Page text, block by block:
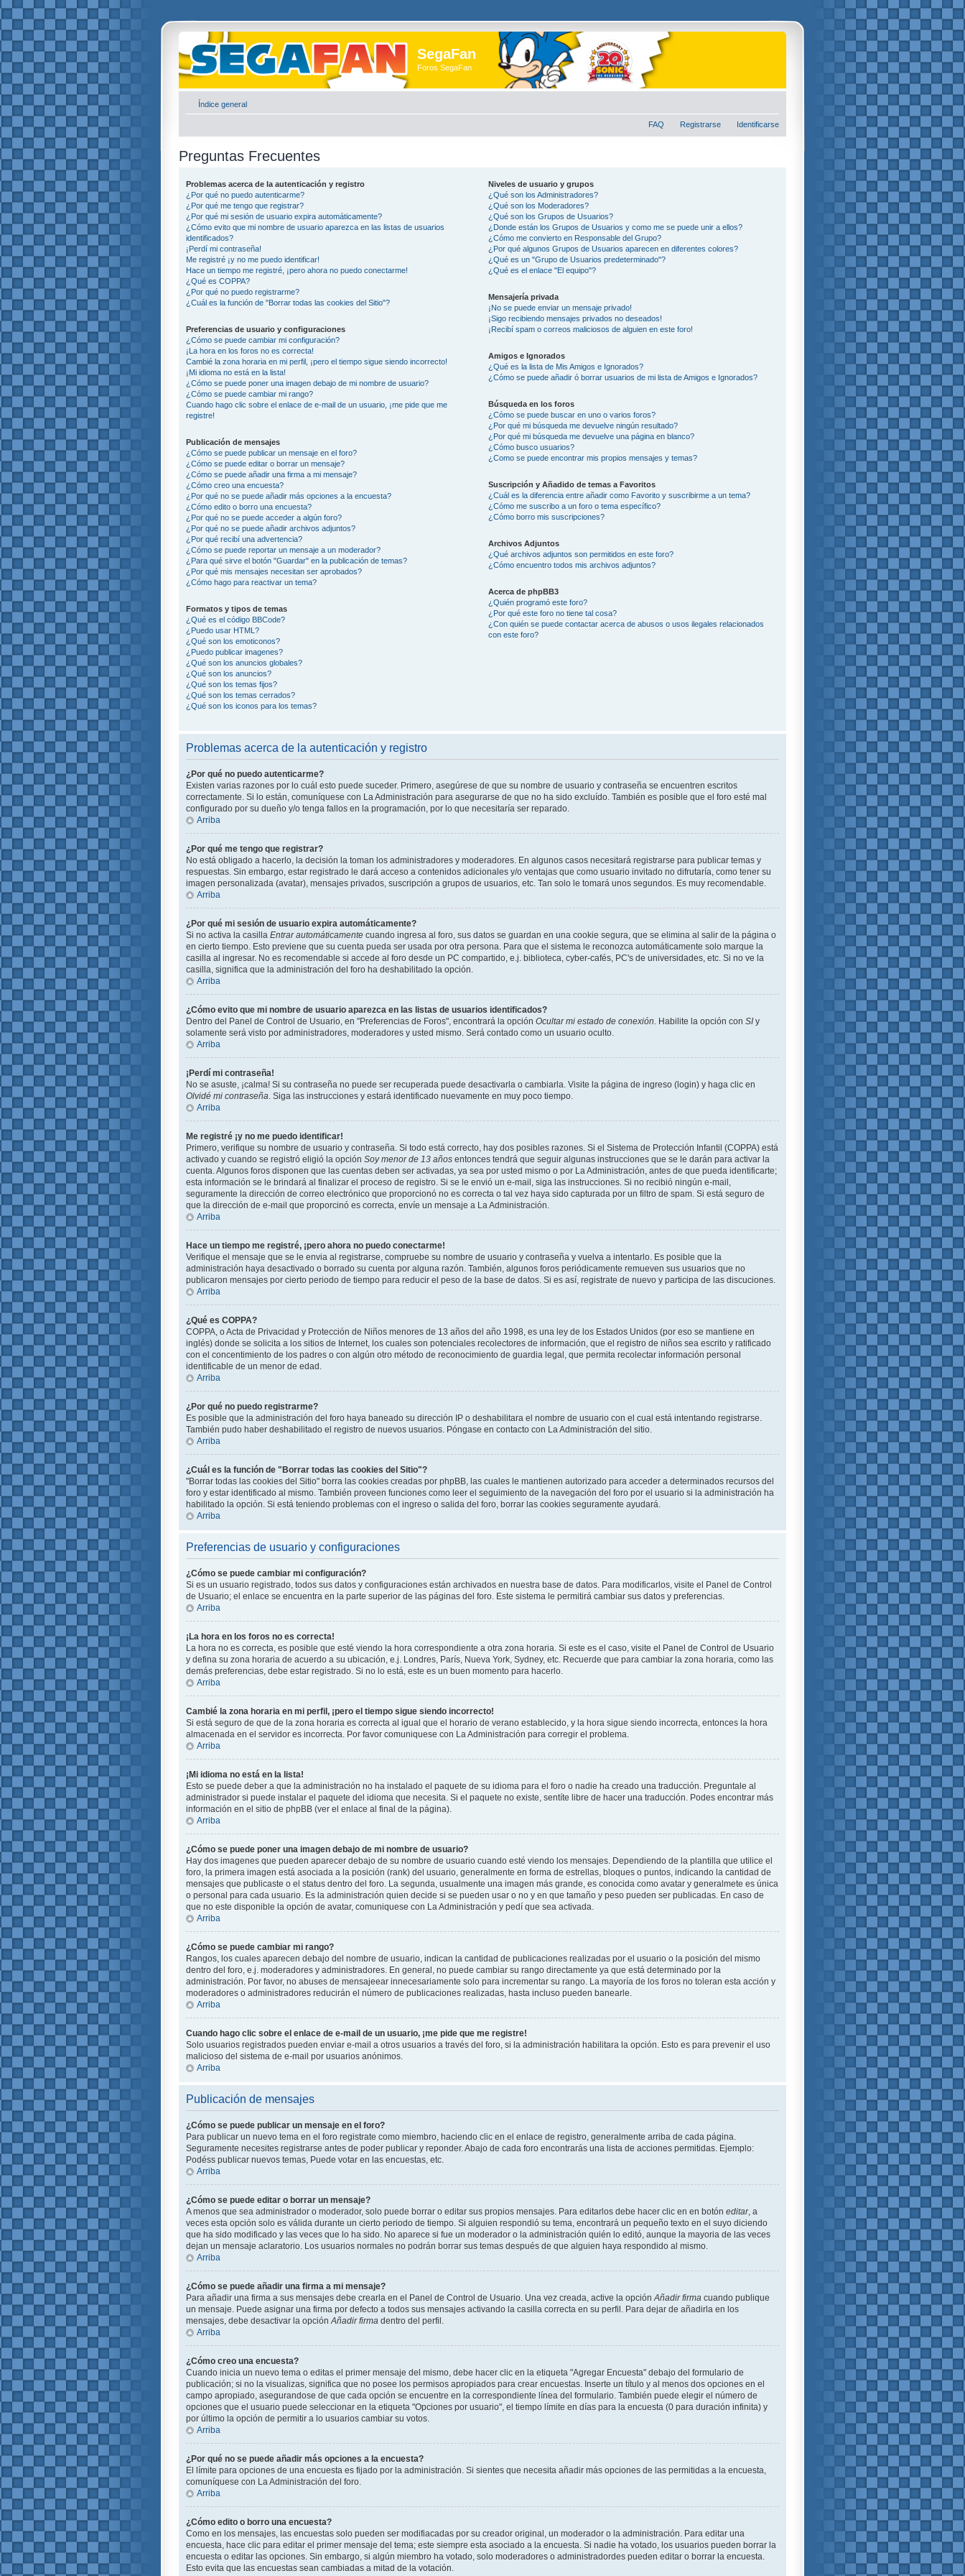
SegaFan
Foros SegaFan
Índice general
FAQ Registrarse Identificarse
Preguntas Frecuentes
Problemas acerca de la autenticación y registro
¿Por qué no puedo autenticarme?
¿Por qué me tengo que registrar?
¿Por qué mi sesión de usuario expira automáticamente?
¿Cómo evito que mi nombre de usuario aparezca en las listas de usuarios
identificados?
¡Perdí mi contraseña!
Me registré ¡y no me puedo identificar!
Hace un tiempo me registré, ¡pero ahora no puedo conectarme!
¿Qué es COPPA?
¿Por qué no puedo registrarme?
¿Cuál es la función de "Borrar todas las cookies del Sitio"?
Preferencias de usuario y configuraciones
¿Cómo se puede cambiar mi configuración?
¡La hora en los foros no es correcta!
Cambié la zona horaria en mi perfil, ¡pero el tiempo sigue siendo incorrecto!
¡Mi idioma no está en la lista!
¿Cómo se puede poner una imagen debajo de mi nombre de usuario?
¿Cómo se puede cambiar mi rango?
Cuando hago clic sobre el enlace de e-mail de un usuario, ¡me pide que me
registre!
Publicación de mensajes
¿Cómo se puede publicar un mensaje en el foro?
¿Cómo se puede editar o borrar un mensaje?
¿Cómo se puede añadir una firma a mi mensaje?
¿Cómo creo una encuesta?
¿Por qué no se puede añadir más opciones a la encuesta?
¿Cómo edito o borro una encuesta?
¿Por qué no se puede acceder a algún foro?
¿Por qué no se puede añadir archivos adjuntos?
¿Por qué recibí una advertencia?
¿Cómo se puede reportar un mensaje a un moderador?
¿Para qué sirve el botón "Guardar" en la publicación de temas?
¿Por qué mis mensajes necesitan ser aprobados?
¿Cómo hago para reactivar un tema?
Formatos y tipos de temas
¿Qué es el código BBCode?
¿Puedo usar HTML?
¿Qué son los emoticonos?
¿Puedo publicar imagenes?
¿Qué son los anuncios globales?
¿Qué son los anuncios?
¿Qué son los temas fijos?
¿Qué son los temas cerrados?
¿Qué son los iconos para los temas?
Niveles de usuario y grupos
¿Qué son los Administradores?
¿Qué son los Moderadores?
¿Qué son los Grupos de Usuarios?
¿Donde están los Grupos de Usuarios y como me se puede unir a ellos?
¿Cómo me convierto en Responsable del Grupo?
¿Por qué algunos Grupos de Usuarios aparecen en diferentes colores?
¿Qué es un "Grupo de Usuarios predeterminado"?
¿Qué es el enlace "El equipo"?
Mensajería privada
¡No se puede enviar un mensaje privado!
¡Sigo recibiendo mensajes privados no deseados!
¡Recibí spam o correos maliciosos de alguien en este foro!
Amigos e Ignorados
¿Qué es la lista de Mis Amigos e Ignorados?
¿Cómo se puede añadir ó borrar usuarios de mi lista de Amigos e Ignorados?
Búsqueda en los foros
¿Cómo se puede buscar en uno o varios foros?
¿Por qué mi búsqueda me devuelve ningún resultado?
¿Por qué mi búsqueda me devuelve una página en blanco?
¿Cómo busco usuarios?
¿Como se puede encontrar mis propios mensajes y temas?
Suscripción y Añadido de temas a Favoritos
¿Cuál es la diferencia entre añadir como Favorito y suscribirme a un tema?
¿Cómo me suscribo a un foro o tema específico?
¿Cómo borro mis suscripciones?
Archivos Adjuntos
¿Qué archivos adjuntos son permitidos en este foro?
¿Cómo encuentro todos mis archivos adjuntos?
Acerca de phpBB3
¿Quién programó este foro?
¿Por qué este foro no tiene tal cosa?
¿Con quién se puede contactar acerca de abusos o usos ilegales relacionados
con este foro?
Problemas acerca de la autenticación y registro
¿Por qué no puedo autenticarme?
Existen varias razones por lo cuál esto puede suceder. Primero, asegúrese de que su nombre de usuario y contraseña se encuentren escritos
correctamente. Si lo están, comuníquese con La Administración para asegurarse de que no ha sido excluído. También es posible que el foro esté mal
configurado por su dueño y/o tenga fallos en la programación, por lo que necesitaría ser reparado.
Arriba
¿Por qué me tengo que registrar?
No está obligado a hacerlo, la decisión la toman los administradores y moderadores. En algunos casos necesitará registrarse para publicar temas y
respuestas. Sin embargo, estar registrado le dará acceso a contenidos adicionales y/o ventajas que como usuario invitado no difrutaría, como tener su
imagen personalizada (avatar), mensajes privados, suscripción a grupos de usuarios, etc. Tan solo le tomará unos segundos. Es muy recomendable.
Arriba
¿Por qué mi sesión de usuario expira automáticamente?
Si no activa la casilla Entrar automáticamente cuando ingresa al foro, sus datos se guardan en una cookie segura, que se elimina al salir de la página o
en cierto tiempo. Esto previene que su cuenta pueda ser usada por otra persona. Para que el sistema le reconozca automáticamente solo marque la
casilla al ingresar. No es recomendable si accede al foro desde un PC compartido, e.j. biblioteca, cyber-cafés, PC's de universidades, etc. Si no ve la
casilla, significa que la administración del foro ha deshabilitado la opción.
Arriba
¿Cómo evito que mi nombre de usuario aparezca en las listas de usuarios identificados?
Dentro del Panel de Control de Usuario, en "Preferencias de Foros", encontrará la opción Ocultar mi estado de conexión . Habilite la opción con SI y
solamente será visto por administradores, moderadores y usted mismo. Será contado como un usuario oculto.
Arriba
¡Perdí mi contraseña!
No se asuste, ¡calma! Si su contraseña no puede ser recuperada puede desactivarla o cambiarla. Visite la página de ingreso (login) y haga clic en
Olvidé mi contraseña . Siga las instrucciones y estará identificado nuevamente en muy poco tiempo.
Arriba
Me registré ¡y no me puedo identificar!
Primero, verifique su nombre de usuario y contraseña. Si todo está correcto, hay dos posibles razones. Si el Sistema de Protección Infantil (COPPA) está
activado y cuando se registró eligió la opción Soy menor de 13 años entonces tendrá que seguir algunas instrucciones que se le darán para activar la
cuenta. Algunos foros disponen que las cuentas deben ser activadas, ya sea por usted mismo o por La Administración, antes de que pueda identificarte;
esta información se le brindará al finalizar el proceso de registro. Si se le envió un e-mail, siga las instrucciones. Si no recibió ningún e-mail,
seguramente la dirección de correo electrónico que proporcionó no es correcta o tal vez haya sido capturada por un filtro de spam. Si está seguro de
que la dirección de e-mail que proporcinó es correcta, envíe un mensaje a La Administración.
Arriba
Hace un tiempo me registré, ¡pero ahora no puedo conectarme!
Verifique el mensaje que se le envia al registrarse, compruebe su nombre de usuario y contraseña y vuelva a intentarlo. Es posible que la
administración haya desactivado o borrado su cuenta por alguna razón. También, algunos foros periódicamente remueven sus usuarios que no
publicaron mensajes por cierto periodo de tiempo para reducir el peso de la base de datos. Si es así, registrate de nuevo y participa de las discuciones.
Arriba
¿Qué es COPPA?
COPPA, o Acta de Privacidad y Protección de Niños menores de 13 años del año 1998, es una ley de los Estados Unidos (por eso se mantiene en
inglés) donde se solicita a los sitios de Internet, los cuales son potenciales recolectores de información, que el registro de niños sea escrito y ratificado
con el concentimiento de los padres o con algún otro método de reconocimiento de guardia legal, que permita recolectar información personal
identificable de un menor de edad.
Arriba
¿Por qué no puedo registrarme?
Es posible que la administración del foro haya baneado su dirección IP o deshabilitara el nombre de usuario con el cual está intentando registrarse.
También pudo haber deshabilitado el registro de nuevos usuarios. Póngase en contacto con La Administración del sitio.
Arriba
¿Cuál es la función de "Borrar todas las cookies del Sitio"?
"Borrar todas las cookies del Sitio" borra las cookies creadas por phpBB, las cuales le mantienen autorizado para acceder a determinados recursos del
foro y estar identificado al mismo. También proveen funciones como leer el seguimiento de la navegación del foro por el usuario si la administración ha
habilitado la opción. Si está teniendo problemas con el ingreso o salida del foro, borrar las cookies seguramente ayudará.
Arriba
Preferencias de usuario y configuraciones
¿Cómo se puede cambiar mi configuración?
Si es un usuario registrado, todos sus datos y configuraciones están archivados en nuestra base de datos. Para modificarlos, visite el Panel de Control
de Usuario; el enlace se encuentra en la parte superior de las páginas del foro. Este sistema le permitirá cambiar sus datos y preferencias.
Arriba
¡La hora en los foros no es correcta!
La hora no es correcta, es posible que esté viendo la hora correspondiente a otra zona horaria. Si este es el caso, visite el Panel de Control de Usuario
y defina su zona horaria de acuerdo a su ubicación, e.j. Londres, París, Nueva York, Sydney, etc. Recuerde que para cambiar la zona horaria, como las
demás preferencias, debe estar registrado. Si no lo está, este es un buen momento para hacerlo.
Arriba
Cambié la zona horaria en mi perfil, ¡pero el tiempo sigue siendo incorrecto!
Si está seguro de que de la zona horaria es correcta al igual que el horario de verano establecido, y la hora sigue siendo incorrecta, entonces la hora
almacenada en el servidor es incorrecta. Por favor comuniquese con La Administración para corregir el problema.
Arriba
¡Mi idioma no está en la lista!
Esto se puede deber a que la administración no ha instalado el paquete de su idioma para el foro o nadie ha creado una traducción. Preguntale al
administrador si puede instalar el paquete del idioma que necesita. Si el paquete no existe, sentíte libre de hacer una traducción. Podes encontrar más
información en el sitio de phpBB (ver el enlace al final de la página).
Arriba
¿Cómo se puede poner una imagen debajo de mi nombre de usuario?
Hay dos imagenes que pueden aparecer debajo de su nombre de usuario cuando esté viendo los mensajes. Dependiendo de la plantilla que utilice el
foro, la primera imagen está asociada a la posición (rank) del usuario, generalmente en forma de estrellas, bloques o puntos, indicando la cantidad de
mensajes que publicaste o el status dentro del foro. La segunda, usualmente una imagen más grande, es conocida como avatar y generalmete es única
o personal para cada usuario. Es la administración quien decide si se pueden usar o no y en que tamaño y peso pueden ser publicadas. En caso de
que no este disponible la opción de avatar, comuniquese con La Administración y pedí que sea activada.
Arriba
¿Cómo se puede cambiar mi rango?
Rangos, los cuales aparecen debajo del nombre de usuario, indican la cantidad de publicaciones realizadas por el usuario o la posición del mismo
dentro del foro, e.j. moderadores y administradores. En general, no puede cambiar su rango directamente ya que está determinado por la
administración. Por favor, no abuses de mensajeear innecesariamente solo para incrementar su rango. La mayoría de los foros no toleran esta acción y
moderadores o administradores reducirán el número de publicaciones realizadas, hasta incluso pueden banearle.
Arriba
Cuando hago clic sobre el enlace de e-mail de un usuario, ¡me pide que me registre!
Solo usuarios registrados pueden enviar e-mail a otros usuarios a través del foro, si la administración habilitara la opción. Esto es para prevenir el uso
malicioso del sistema de e-mail por usuarios anónimos.
Arriba
Publicación de mensajes
¿Cómo se puede publicar un mensaje en el foro?
Para publicar un nuevo tema en el foro registrate como miembro, haciendo clic en el enlace de registro, generalmente arriba de cada página.
Seguramente necesites registrarse antes de poder publicar y reponder. Abajo de cada foro encontrarás una lista de acciones permitidas. Ejemplo:
Podéss publicar nuevos temas, Puede votar en las encuestas, etc.
Arriba
¿Cómo se puede editar o borrar un mensaje?
A menos que sea administrador o moderador, solo puede borrar o editar sus propios mensajes. Para editarlos debe hacer clic en en botón editar, a
veces esta opción solo es válida durante un cierto periodo de tiempo. Si alguien respondió su tema, encontrará un pequeño texto en el suyo diciendo
que ha sido modificado y las veces que lo ha sido. No aparece si fue un moderador o la administración quién lo editó, aunque la mayoria de las veces
dejan un mensaje aclaratorio. Los usuarios normales no podrán borrar sus temas después de que alguien haya respondido al mismo.
Arriba
¿Cómo se puede añadir una firma a mi mensaje?
Para añadir una firma a sus mensajes debe crearla en el Panel de Control de Usuario. Una vez creada, active la opción Añadir firma cuando publique
un mensaje. Puede asignar una firma por defecto a todos sus mensajes activando la casilla correcta en su perfil. Para dejar de añadirla en los
mensajes, debe desactivar la opción Añadir firma dentro del perfil.
Arriba
¿Cómo creo una encuesta?
Cuando inicia un nuevo tema o editas el primer mensaje del mismo, debe hacer clic en la etiqueta "Agregar Encuesta" debajo del formulario de
publicación; si no la visualizas, significa que no posee los permisos apropiados para crear encuestas. Inserte un título y al menos dos opciones en el
campo apropiado, asegurandose de que cada opción se encuentre en la correspondiente línea del formulario. También puede elegir el número de
opciones que el usuario puede seleccionar en la etiqueta "Opciones por usuario", el tiempo límite en días para la encuesta (0 para duración infinita) y
por último la opción de permitir a lo usuarios cambiar su votos.
Arriba
¿Por qué no se puede añadir más opciones a la encuesta?
El límite para opciones de una encuesta es fijado por la administración. Si sientes que necesita añadir más opciones de las permitidas a la encuesta,
comuníquese con La Administración del foro.
Arriba
¿Cómo edito o borro una encuesta?
Como en los mensajes, las encuestas solo pueden ser modifiacadas por su creador original, un moderador o la administración. Para editar una
encuesta, hace clic para editar el primer mensaje del tema; este siempre esta asociado a la encuesta. Si nadie ha votado, los usuarios pueden borrar la
encuesta o editar las opciones. Sin embargo, si algún miembro ha votado, solo moderadores o administradordes pueden editar o borrar la encuesta.
Esto evita que las encuestas sean cambiadas a mitad de la votación.